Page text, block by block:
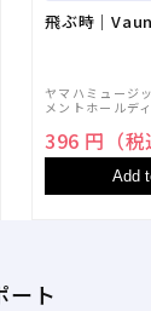
飛ぶ時｜
ヤマハミュージ
メントホールデ
396 円（税
Add
ート